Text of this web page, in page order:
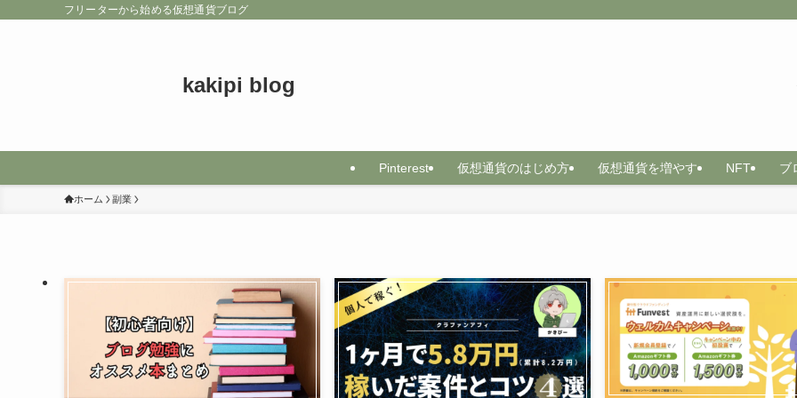
フリーターから始める仮想通貨ブログ
kakipi blog
Pinterest 仮想通貨のはじめ方 仮想通貨を増やす NFT ブ
ホーム 副業